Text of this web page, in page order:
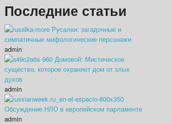
Последние статьи
Русалки: загадочные и
симпатичные мифологические персонажи
admin
Домовой: Мистическое
существо, которое охраняет дом от злых
духов
admin
Обсуждение НЛО в европейском парламенте
admin